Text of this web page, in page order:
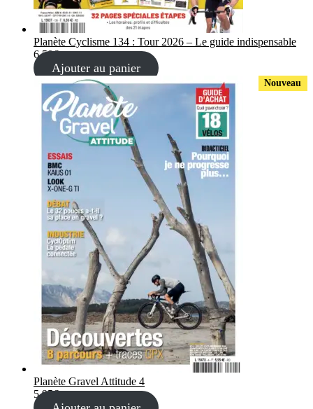
Planète Cyclisme 134 : Tour 2026 – Le guide indispensable
6,50€
Ajouter au panier
Nouveau
Planète Gravel Attitude 4
5,95€